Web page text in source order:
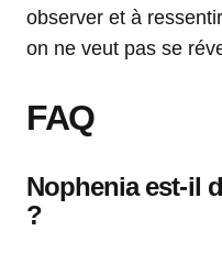
observer et à
on ne veut pas se
FAQ
Nophenia est-il
?